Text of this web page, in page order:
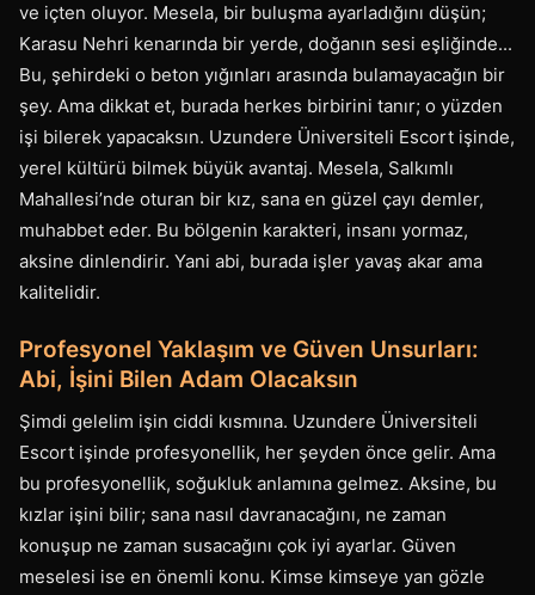
ve içten oluyor. Mesela, bir buluşma ayarladığını düşün;
Karasu Nehri kenarında bir yerde, doğanın sesi eşliğinde...
Bu, şehirdeki o beton yığınları arasında bulamayacağın bir
şey. Ama dikkat et, burada herkes birbirini tanır; o yüzden
işi bilerek yapacaksın. Uzundere Üniversiteli Escort işinde,
yerel kültürü bilmek büyük avantaj. Mesela, Salkımlı
Mahallesi’nde oturan bir kız, sana en güzel çayı demler,
muhabbet eder. Bu bölgenin karakteri, insanı yormaz,
aksine dinlendirir. Yani abi, burada işler yavaş akar ama
kalitelidir.
Profesyonel Yaklaşım ve Güven Unsurları:
Abi, İşini Bilen Adam Olacaksın
Şimdi gelelim işin ciddi kısmına. Uzundere Üniversiteli
Escort işinde profesyonellik, her şeyden önce gelir. Ama
bu profesyonellik, soğukluk anlamına gelmez. Aksine, bu
kızlar işini bilir; sana nasıl davranacağını, ne zaman
konuşup ne zaman susacağını çok iyi ayarlar. Güven
meselesi ise en önemli konu. Kimse kimseye yan gözle